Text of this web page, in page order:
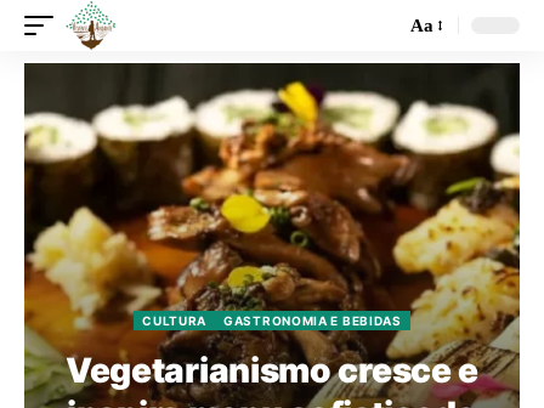
Aa
CULTURA GASTRONOMIA E BEBIDAS
Vegetarianismo cresce e